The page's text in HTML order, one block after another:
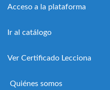
Acceso a la plataforma
Ir al catálogo
Ver Certificado Lecciona
Quiénes somos